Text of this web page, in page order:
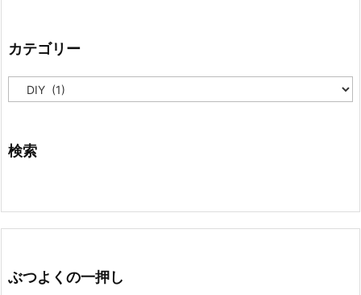
カテゴリー
テ
ー
検索
ぶつよくの一押し